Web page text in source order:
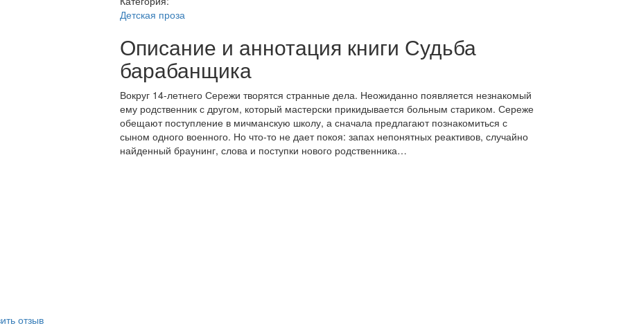
отзыв
Детская проза
Описание и аннотация книги Судьба
барабанщика
Вокруг 14-летнего Сережи творятся странные дела. Неожиданно появляется незнакомый
ему родственник с другом, который мастерски прикидывается больным стариком. Сереже
обещают поступление в мичманскую школу, а сначала предлагают познакомиться с
сыном одного военного. Но что-то не дает покоя: запах непонятных реактивов, случайно
найденный браунинг, слова и поступки нового родственника…